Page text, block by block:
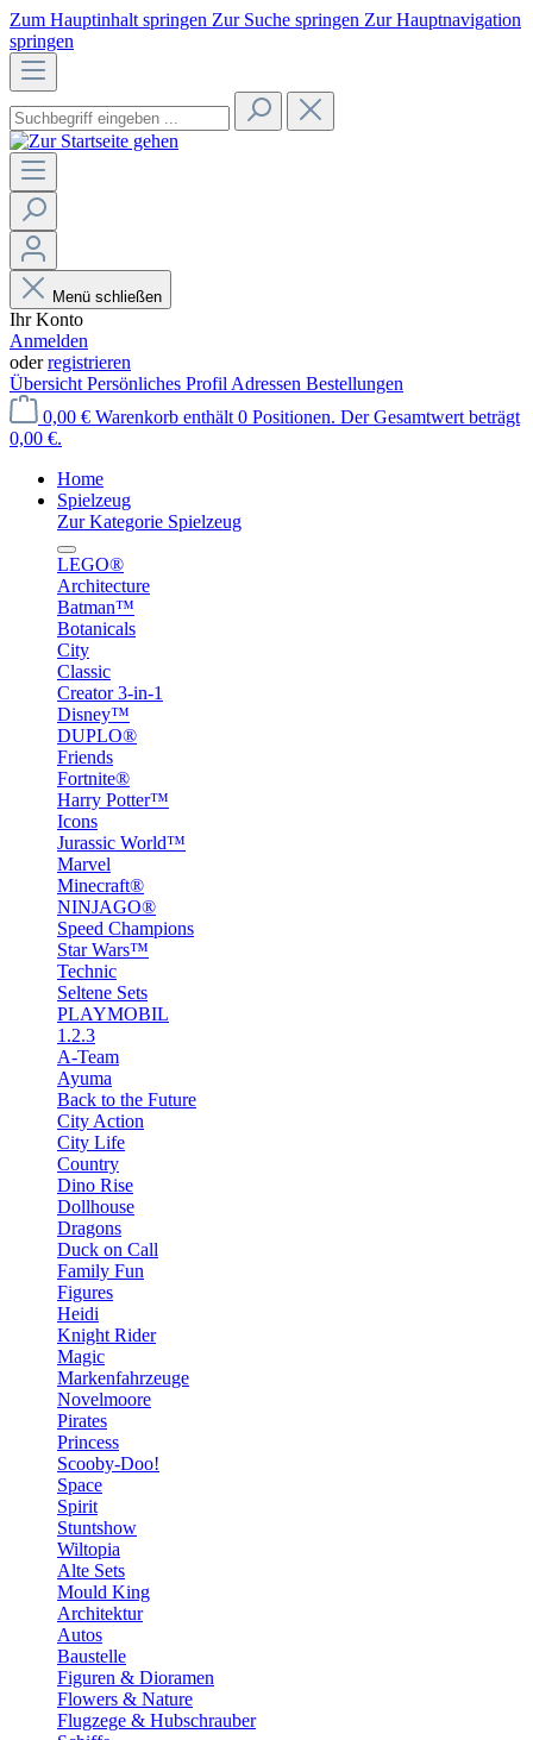
Zum Hauptinhalt springen Zur Suche springen Zur Hauptnavigation
springen
Menü schließen
Ihr Konto
Anmelden
oderregistrieren
Übersicht Persönliches Profil Adressen Bestellungen
0,00 € Warenkorb enthält 0 Positionen. Der Gesamtwert beträgt
0,00 €.
Home
Spielzeug
Zur Kategorie Spielzeug
LEGO®
Architecture
Batman™
Botanicals
City
Classic
Creator 3-in-1
Disney™
DUPLO®
Friends
Fortnite®
Harry Potter™
Icons
Jurassic World™
Marvel
Minecraft®
NINJAGO®
Speed Champions
Star Wars™
Technic
Seltene Sets
PLAYMOBIL
1.2.3
A-Team
Ayuma
Back to the Future
City Action
City Life
Country
Dino Rise
Dollhouse
Dragons
Duck on Call
Family Fun
Figures
Heidi
Knight Rider
Magic
Markenfahrzeuge
Novelmoore
Pirates
Princess
Scooby-Doo!
Space
Spirit
Stuntshow
Wiltopia
Alte Sets
Mould King
Architektur
Autos
Baustelle
Figuren & Dioramen
Flowers & Nature
Flugzege & Hubschrauber